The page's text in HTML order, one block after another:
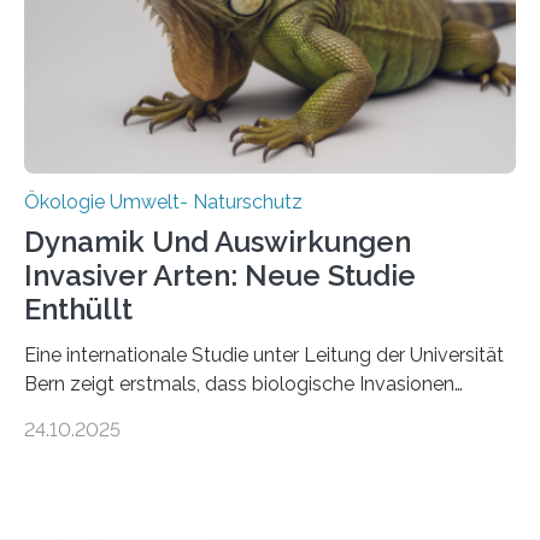
über Deutschlands Moorböden. Eingerichtet wurden sie
in den vergangenen fünf Jahren von
Wissenschaftlerinnen und Wissenschaftlern des
Thünen-Instituts für Agrarklimaschutz…
Ökologie Umwelt- Naturschutz
Dynamik Und Auswirkungen
Invasiver Arten: Neue Studie
Enthüllt
Eine internationale Studie unter Leitung der Universität
Bern zeigt erstmals, dass biologische Invasionen
Einige Auswirkungen, insbesondere der durch invasive
24.10.2025